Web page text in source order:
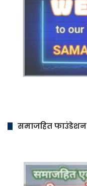
समाजहित फाउंडेशन